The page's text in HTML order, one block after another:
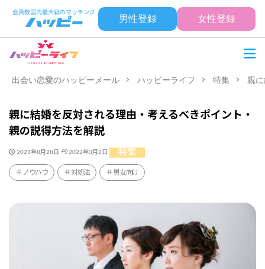
男性登録 女性登録
出会い恋愛のハッピーメール ハッピーライフ 特集 親
親に結婚を反対される理由・考えるべきポイント・
親の説得方法を解説
2021年8月28日 2022年3月2日 特集
ノウハウ 対処法 男女向け